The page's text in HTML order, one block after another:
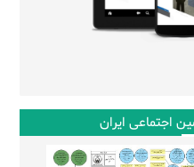
اجتماعی ایران